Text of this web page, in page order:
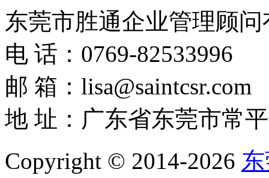
东莞市胜通企业管理顾
电 话：0769-82533996
邮 箱：lisa@saintcsr.com
地 址：广东省东莞市常
Copyright © 2014-2026